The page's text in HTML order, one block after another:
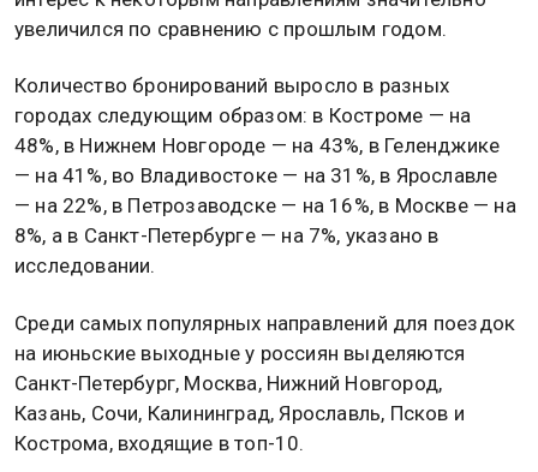
увеличился по сравнению с прошлым годом.
Количество бронирований выросло в разных
городах следующим образом: в Костроме — на
48%, в Нижнем Новгороде — на 43%, в Геленджике
— на 41%, во Владивостоке — на 31%, в Ярославле
— на 22%, в Петрозаводске — на 16%, в Москве — на
8%, а в Санкт-Петербурге — на 7%, указано в
исследовании.
Среди самых популярных направлений для поездок
на июньские выходные у россиян выделяются
Санкт-Петербург, Москва, Нижний Новгород,
Казань, Сочи, Калининград, Ярославль, Псков и
Кострома, входящие в топ-10.